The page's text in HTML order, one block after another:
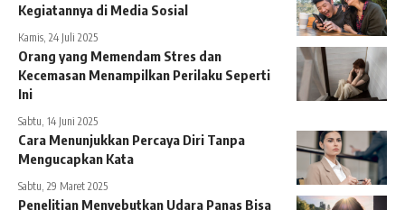
Kegiatannya di Media Sosial
Kamis, 24 Juli 2025
Orang yang Memendam Stres dan
Kecemasan Menampilkan Perilaku Seperti
Ini
Sabtu, 14 Juni 2025
Cara Menunjukkan Percaya Diri Tanpa
Mengucapkan Kata
Sabtu, 29 Maret 2025
Penelitian Menyebutkan Udara Panas Bisa